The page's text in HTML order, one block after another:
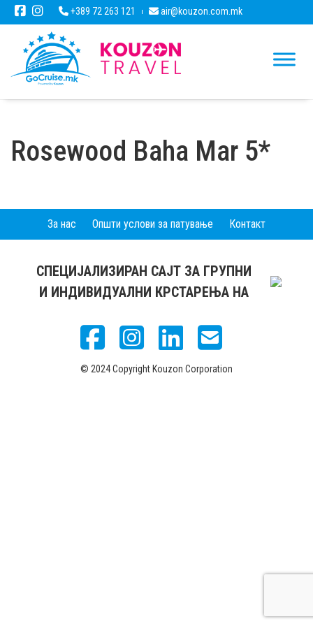
+389 72 263 121 air@kouzon.com.mk
Rosewood Baha Mar 5*
За нас Општи услови за патување Контакт
СПЕЦИЈАЛИЗИРАН САЈТ ЗА ГРУПНИ
И ИНДИВИДУАЛНИ КРСТАРЕЊА НА
© 2024 Copyright Kouzon Corporation